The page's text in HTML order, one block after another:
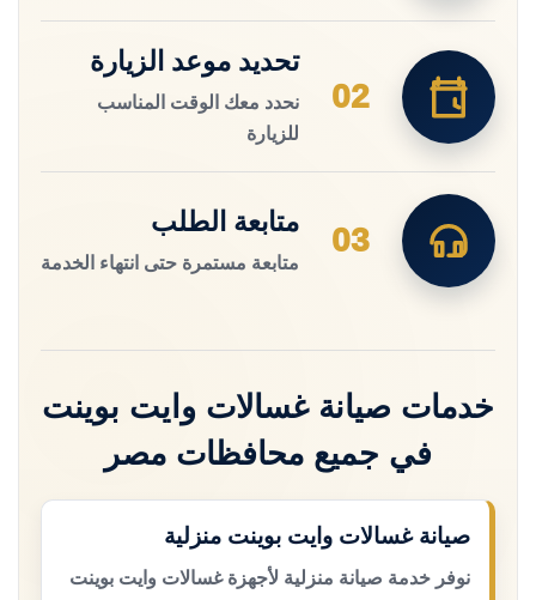
02
تحديد موعد الزيارة
نحدد معك الوقت المناسب
للزيارة
03
متابعة الطلب
متابعة مستمرة حتى انتهاء الخدمة
خدمات صيانة غسالات وايت بوينت
في جميع محافظات مصر
صيانة غسالات وايت بوينت منزلية
نوفر خدمة صيانة منزلية لأجهزة غسالات وايت بوينت